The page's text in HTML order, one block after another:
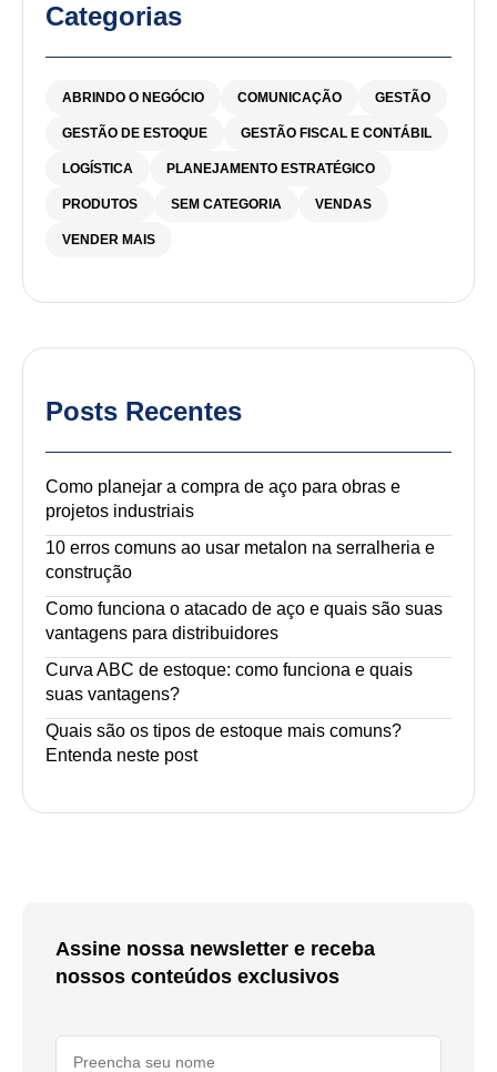
Categorias
ABRINDO O NEGÓCIO COMUNICAÇÃO GESTÃO
GESTÃO DE ESTOQUE GESTÃO FISCAL E CONTÁBIL
LOGÍSTICA PLANEJAMENTO ESTRATÉGICO
PRODUTOS SEM CATEGORIA VENDAS
VENDER MAIS
Posts Recentes
Como planejar a compra de aço para obras e
projetos industriais
10 erros comuns ao usar metalon na serralheria e
construção
Como funciona o atacado de aço e quais são suas
vantagens para distribuidores
Curva ABC de estoque: como funciona e quais
suas vantagens?
Quais são os tipos de estoque mais comuns?
Entenda neste post
Assine nossa newsletter e receba
nossos conteúdos exclusivos